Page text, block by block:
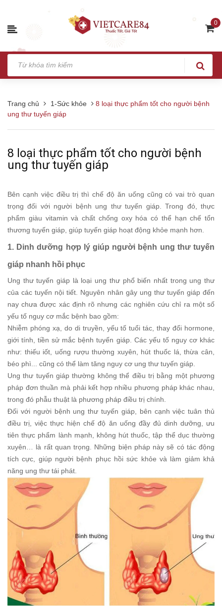
0
Trang chủ 1-Sức khỏe
8 loại thực phẩm tốt cho người bệnh
ung thư tuyến giáp
8 loại thực phẩm tốt cho người bệnh
ung thư tuyến giáp
Bên cạnh việc điều trị thì chế độ ăn uống cũng có vai trò quan
trọng đối với người bệnh ung thư tuyến giáp. Trong đó, thực
phẩm giàu vitamin và chất chống oxy hóa có thể hạn chế tổn
thương tuyến giáp, giúp tuyến giáp hoạt động khỏe mạnh hơn.
1. Dinh dưỡng hợp lý giúp người bệnh ung thư tuyến
giáp nhanh hồi phục
Ung thư tuyến giáp là loại ung thư phổ biến nhất trong ung thư
của các tuyến nội tiết. Nguyên nhân gây ung thư tuyến giáp đến
nay chưa được xác định rõ nhưng các nghiên cứu chỉ ra một số
yếu tố nguy cơ mắc bệnh bao gồm:
Nhiễm phóng xạ, do di truyền, yếu tố tuổi tác, thay đổi hormone,
giới tính, tiền sử mắc bệnh tuyến giáp. Các yếu tố nguy cơ khác
như: thiếu iốt, uống rượu thường xuyên, hút thuốc lá, thừa cân,
béo phì... cũng có thể làm tăng nguy cơ ung thư tuyến giáp.
Ung thư tuyến giáp thường không thể điều trị bằng một phương
pháp đơn thuần mà phải kết hợp nhiều phương pháp khác nhau,
trong đó phẫu thuật là phương pháp điều trị chính.
Đối với người bệnh ung thư tuyến giáp, bên cạnh việc tuân thủ
điều trị, việc thực hiện chế độ ăn uống đầy đủ dinh dưỡng, ưu
tiên thực phẩm lành mạnh, không hút thuốc, tập thể dục thường
xuyên… là rất quan trọng. Những biện pháp này sẽ có tác động
tích cực, giúp người bệnh phục hồi sức khỏe và làm giảm khả
năng ung thư tái phát.